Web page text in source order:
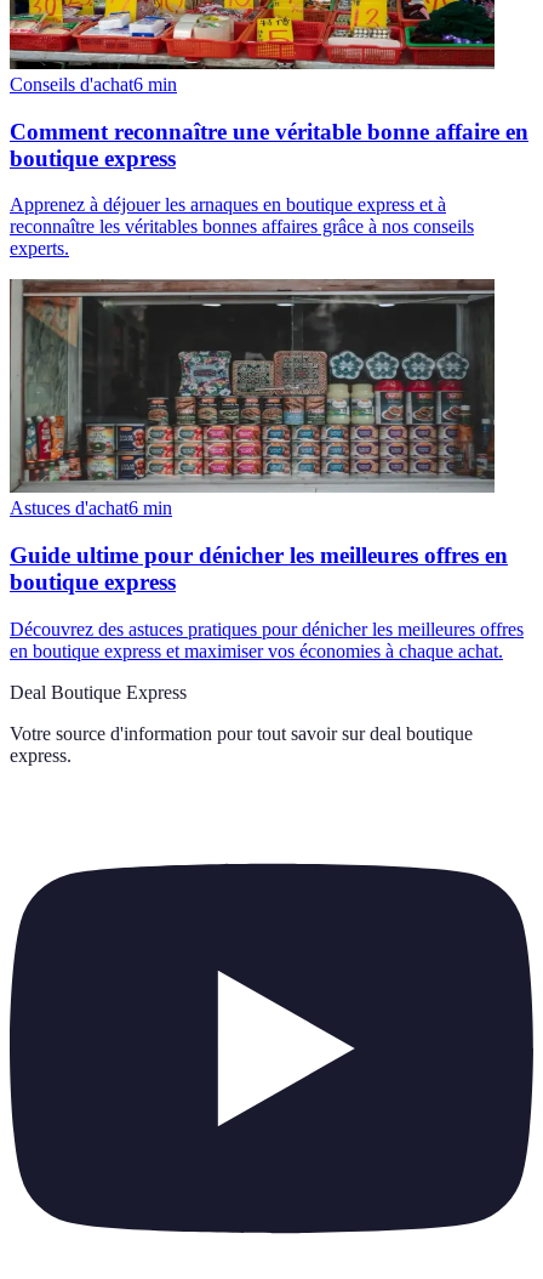
Conseils d'achat6 min
Comment reconnaître une véritable bonne affaire en
boutique express
Apprenez à déjouer les arnaques en boutique express et à
reconnaître les véritables bonnes affaires grâce à nos conseils
experts.
Astuces d'achat6 min
Guide ultime pour dénicher les meilleures offres en
boutique express
Découvrez des astuces pratiques pour dénicher les meilleures offres
en boutique express et maximiser vos économies à chaque achat.
Deal Boutique Express
Votre source d'information pour tout savoir sur deal boutique
express.